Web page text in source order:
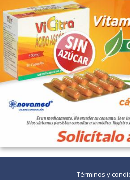
Términos y